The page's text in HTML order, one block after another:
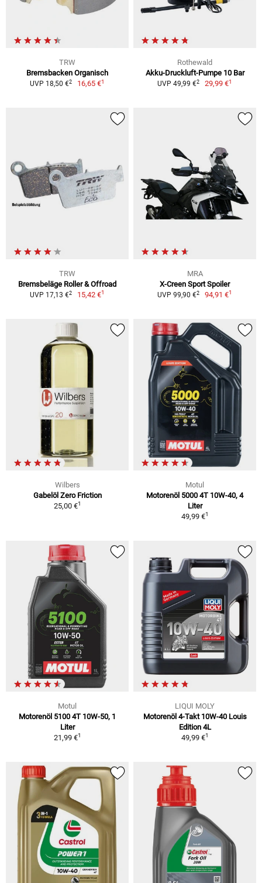
TRW
Bremsbacken Organisch
UVP 18,50 €2 16,65 €1
Rothewald
Akku-Druckluft-Pumpe 10 Bar
UVP 49,99 €2 29,99 €1
TRW
Bremsbeläge Roller & Offroad
UVP 17,13 €2 15,42 €1
MRA
X-Creen Sport Spoiler
UVP 99,90 €2 94,91 €1
Wilbers
Gabelöl Zero Friction
25,00 €1
Motul
Motorenöl 5000 4T 10W-40, 4
Liter
49,99 €1
Motul
Motorenöl 5100 4T 10W-50, 1
Liter
21,99 €1
LIQUI MOLY
Motorenöl 4-Takt 10W-40 Louis
Edition 4L
49,99 €1